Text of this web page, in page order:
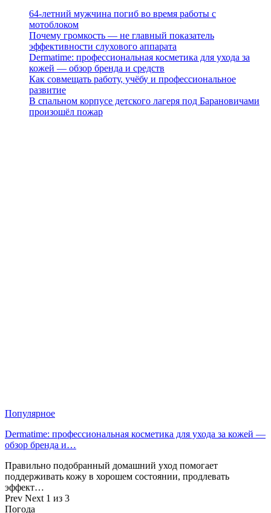
64-летний мужчина погиб во время работы с
мотоблоком
Почему громкость — не главный показатель
эффективности слухового аппарата
Dermatime: профессиональная косметика для ухода за
кожей — обзор бренда и средств
Как совмещать работу, учёбу и профессиональное
развитие
В спальном корпусе детского лагеря под Барановичами
произошёл пожар
Популярное
Dermatime: профессиональная косметика для ухода за кожей —
обзор бренда и…
Правильно подобранный домашний уход помогает
поддерживать кожу в хорошем состоянии, продлевать
эффект…
Prev Next 1 из 3
Погода